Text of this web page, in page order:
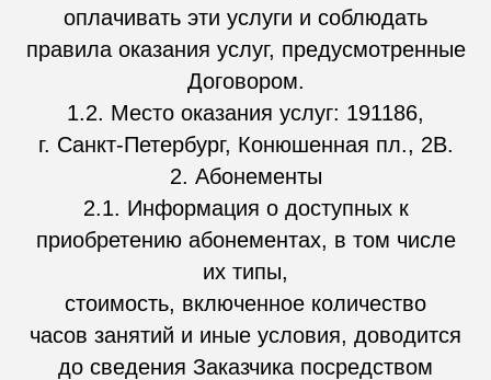
оплачивать эти услуги и соблюдать
правила оказания услуг, предусмотренные
Договором.
1.2. Место оказания услуг: 191186,
г. Санкт-Петербург, Конюшенная пл., 2В.
2. Абонементы
2.1. Информация о доступных к
приобретению абонементах, в том числе
их типы,
стоимость, включенное количество
часов занятий и иные условия, доводится
до сведения Заказчика посредством